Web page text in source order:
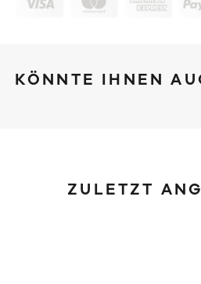
KÖNNTE IHNEN
ZULETZT